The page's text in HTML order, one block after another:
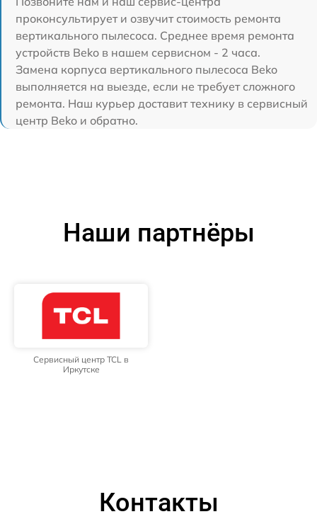
проконсультирует и озвучит стоимость ремонта
вертикального пылесоса. Среднее время ремонта
устройств Beko в нашем сервисном - 2 часа.
Замена корпуса вертикального пылесоса Beko
выполняется на выезде, если не требует сложного
ремонта. Наш курьер доставит технику в сервисный
центр Beko и обратно.
Наши партнёры
Сервисный центр TCL в
Иркутске
Контакты